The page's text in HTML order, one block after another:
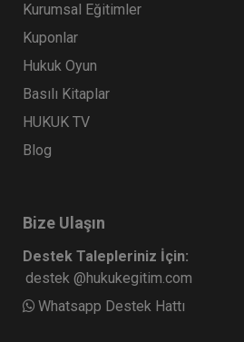
Kurumsal Eğitimler
Kuponlar
Hukuk Oyun
Basılı Kitaplar
HUKUK TV
Blog
Bize Ulaşın
Destek Talepleriniz İçin:
destek @hukukegitim.com
Whatsapp Destek Hattı